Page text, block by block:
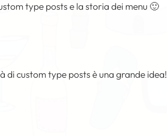
type posts e la storia dei menu 🙂
di custom type posts è una grande idea!